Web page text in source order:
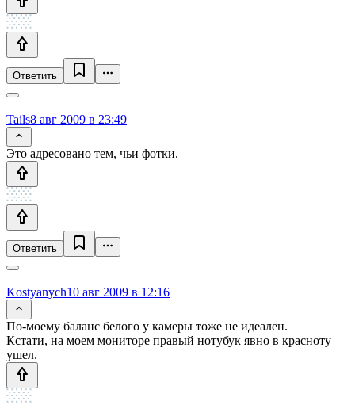
Ответить
Tails8 авг 2009 в 23:49
Это адресовано тем, чьи фотки.
Ответить
Kostyanych10 авг 2009 в 12:16
По-моему баланс белого у камеры тоже не идеален.
Кстати, на моем мониторе правый нотубук явно в красноту
ушел.